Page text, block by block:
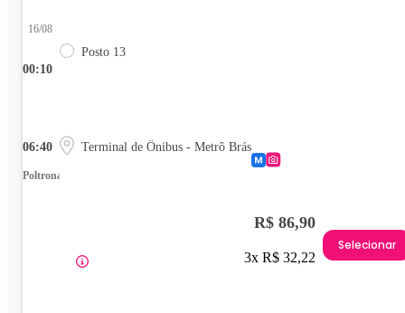
00:10
16/08
Posto 13
06:40 Terminal de Ônibus - Metrô Brás
Poltrona
R$ 86,90
3x R$ 32,22
Selecionar